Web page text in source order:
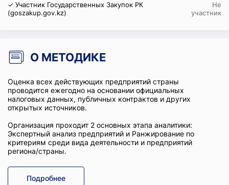
✓ Участник Государственных Закупок РК
(goszakup.gov.kz)
Не
участник
О МЕТОДИКЕ
Оценка всех действующих предприятий страны
проводится ежегодно на основании официальных
налоговых данных, публичных контрактов и других
открытых источников.
Организация проходит 2 основных этапа аналитики:
Экспертный анализ предприятий и Ранжирование по
критериям среди вида деятельности и предприятий
региона/страны.
Подробнее